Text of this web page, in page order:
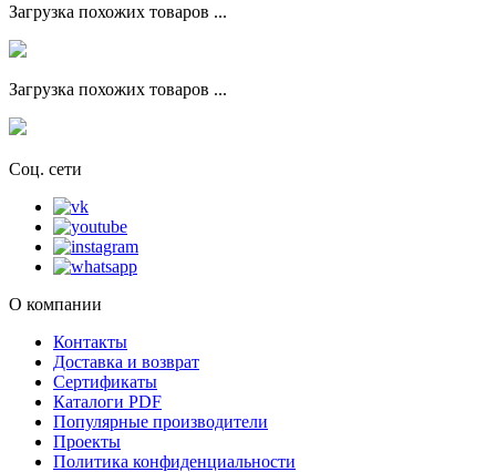
Загрузка похожих товаров ...
Загрузка похожих товаров ...
Соц. сети
О компании
Контакты
Доставка и возврат
Сертификаты
Каталоги PDF
Популярные производители
Проекты
Политика конфиденциальности